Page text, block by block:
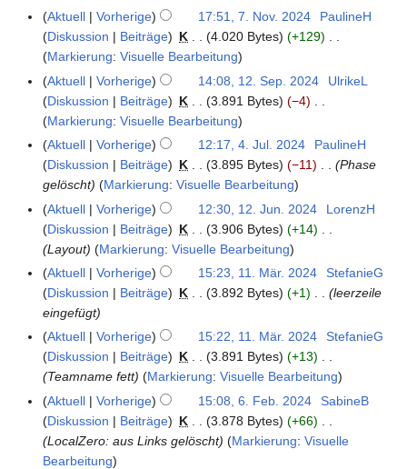
0
M
7
o
4
Aktuell Vorherige 17:51, 7. Nov. 2024
PaulineH
Diskussion
Beiträge K 4.020 Bytes
+129
K
e
i
n
B
e
a
r
b
e
i
t
u
n
g
s
z
u
s
a
Markierung:Visuelle Bearbeitung
1
S
0
Aktuell Vorherige 14:08, 12. Sep. 2024
UlrikeL
Diskussion
Beiträge K 3.891 Bytes
−4
K
e
i
n
B
e
a
r
b
e
i
t
u
n
g
s
z
Markierung:Visuelle Bearbeitung
4
u
Aktuell Vorherige 12:17, 4. Jul. 2024
PaulineH
Diskussion
Beiträge K 3.895 Bytes −11
Phase
gelöscht
Markierung:Visuelle Bearbeitung
1
J
Aktuell Vorherige 12:30, 12. Jun. 2024
LorenzH
Diskussion
Beiträge K 3.906 Bytes
+14
Layout
Markierung:Visuelle Bearbeitung
1
M
Aktuell Vorherige 15:23, 11. Mär. 2024
StefanieG
Diskussion
Beiträge K 3.892 Bytes +1
leerzeile
eingefügt
Aktuell
Vorherige 15:22, 11. Mär. 2024
StefanieG
Diskussion
Beiträge K 3.891 Bytes
+13
Teamname fett
Markierung:Visuelle Bearbeitung
6
Aktuell Vorherige 15:08, 6. Feb. 2024
SabineB
Diskussion
Beiträge K 3.878 Bytes
+66
LocalZero: aus Links gelöscht
Markierung:Visuelle
Bearbeitung